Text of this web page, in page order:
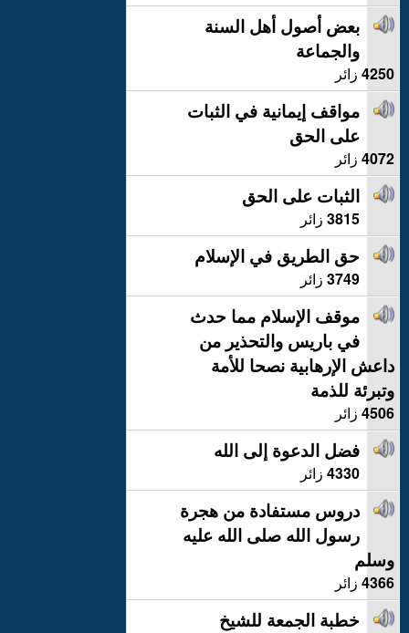
بعض أصول أهل السنة
والجماعة
4250 زائر
مواقف إيمانية في الثبات
على الحق
4072 زائر
الثبات على الحق
3815 زائر
حق الطريق في الإسلام
3749 زائر
موقف الإسلام مما حدث
في باريس والتحذير من
داعش الإرهابية نصحا للأمة
وتبرئة للذمة
4506 زائر
فضل الدعوة إلى الله
4330 زائر
دروس مستفادة من هجرة
رسول الله صلى الله عليه
وسلم
4366 زائر
خطبة الجمعة للشيخ